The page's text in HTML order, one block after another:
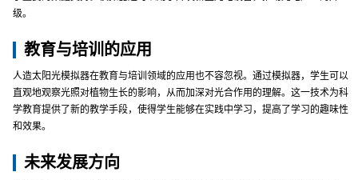
级。
教育与培训的应用
人造太阳光模拟器在教育与培训领域的应用也不容忽视。通过模拟器，学生可以
直观地观察光照对植物生长的影响，从而加深对光合作用的理解。这一技术为科
学教育提供了新的教学手段，使得学生能够在实践中学习，提高了学习的趣味性
和效果。
未来发展方向